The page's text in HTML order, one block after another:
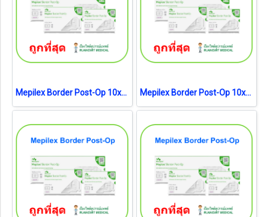
Mepilex Border Post-Op 10x30 cm (แผ่นซับ 5x25cm) (1 แผ่น) Mepilex Border Post-Op 10x20 cm (แผ่นซับ 5x15cm) (1 แผ่น) (exp 28-8-2026)